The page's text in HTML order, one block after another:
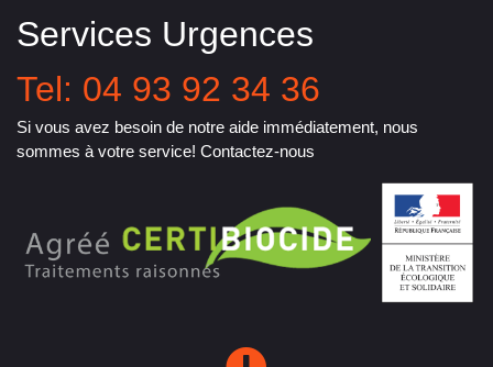
Services Urgences
Tel: 04 93 92 34 36
Si vous avez besoin de notre aide immédiatement, nous
sommes à votre service! Contactez-nous